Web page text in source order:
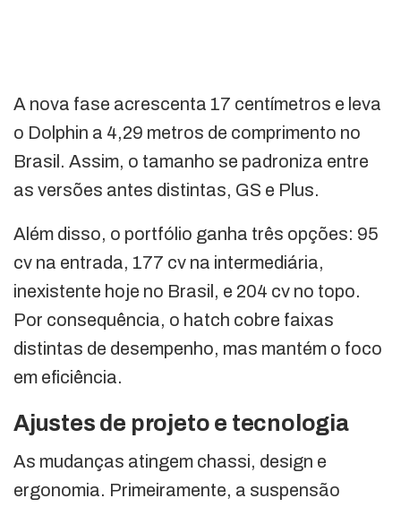
A nova fase acrescenta 17 centímetros e leva
o Dolphin a 4,29 metros de comprimento no
Brasil. Assim, o tamanho se padroniza entre
as versões antes distintas, GS e Plus.
Além disso, o portfólio ganha três opções: 95
cv na entrada, 177 cv na intermediária,
inexistente hoje no Brasil, e 204 cv no topo.
Por consequência, o hatch cobre faixas
distintas de desempenho, mas mantém o foco
em eficiência.
Ajustes de projeto e tecnologia
As mudanças atingem chassi, design e
ergonomia. Primeiramente, a suspensão